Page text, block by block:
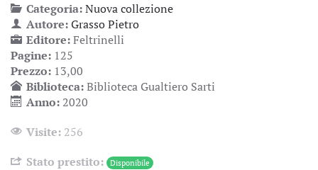
Categoria:Nuova collezione
Autore:Grasso Pietro
Editore:Feltrinelli
Pagine: 125
Prezzo: 13,00
Biblioteca:Biblioteca Gualtiero Sarti
Anno: 2020
Visite: 256
Stato prestito:
Disponibile